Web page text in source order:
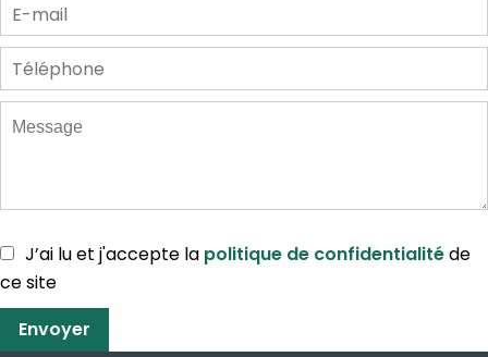
J’ai lu et j'accepte la politique de confidentialitéde
ce site
Envoyer